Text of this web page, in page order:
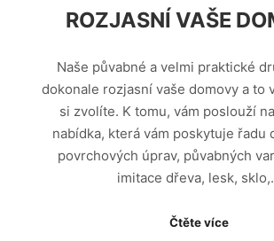
ROZJASNÍ VAŠE
Naše půvabné a velmi praktické
dokonale rozjasní vaše domovy a to
si zvolíte. K tomu, vám poslouží
nabídka, která vám poskytuje řadu
povrchových úprav, půvabných
imitace dřeva, lesk,
Čtěte více